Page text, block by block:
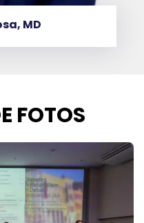
FOTOS